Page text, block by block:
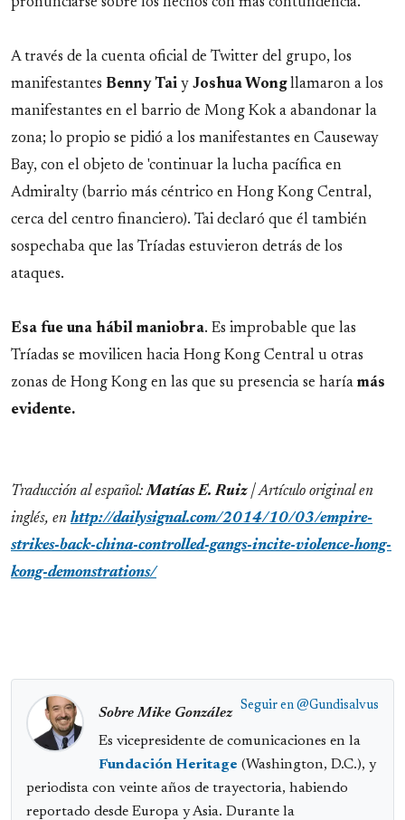
pronunciarse sobre los hechos con más contundencia.
A través de la cuenta oficial de Twitter del grupo, los
manifestantes Benny Tai y Joshua Wongllamaron a los
manifestantes en el barrio de Mong Kok a abandonar la
zona; lo propio se pidió a los manifestantes en Causeway
Bay, con el objeto de 'continuar la lucha pacífica en
Admiralty (barrio más céntrico en Hong Kong Central,
cerca del centro financiero). Tai declaró que él también
sospechaba que las Tríadas estuvieron detrás de los
ataques.
Esa fue una hábil maniobra. Es improbable que las
Tríadas se movilicen hacia Hong Kong Central u otras
zonas de Hong Kong en las que su presencia se haría más
evidente.
Traducción al español:Matías E. Ruiz | Artículo original en
inglés, en http://dailysignal.com/2014/10/03/empire-
strikes-back-china-controlled-gangs-incite-violence-hong-
kong-demonstrations/
Seguir en @Gundisalvus
Sobre Mike González
Es vicepresidente de comunicaciones en la
Fundación Heritage (Washington, D.C.), y
periodista con veinte años de trayectoria, habiendo
reportado desde Europa y Asia. Durante la